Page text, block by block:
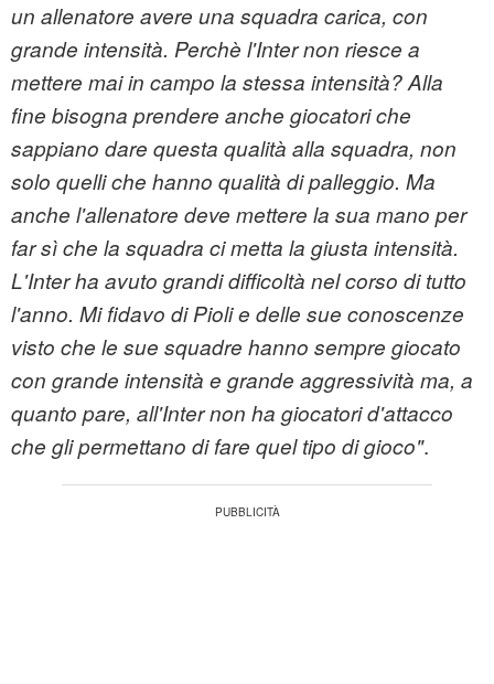
un allenatore avere una squadra carica, con
grande intensità. Perchè l'Inter non riesce a
mettere mai in campo la stessa intensità? Alla
fine bisogna prendere anche giocatori che
sappiano dare questa qualità alla squadra, non
solo quelli che hanno qualità di palleggio. Ma
anche l'allenatore deve mettere la sua mano per
far sì che la squadra ci metta la giusta intensità.
L'Inter ha avuto grandi difficoltà nel corso di tutto
l'anno. Mi fidavo di Pioli e delle sue conoscenze
visto che le sue squadre hanno sempre giocato
con grande intensità e grande aggressività ma, a
quanto pare, all'Inter non ha giocatori d'attacco
che gli permettano di fare quel tipo di gioco".